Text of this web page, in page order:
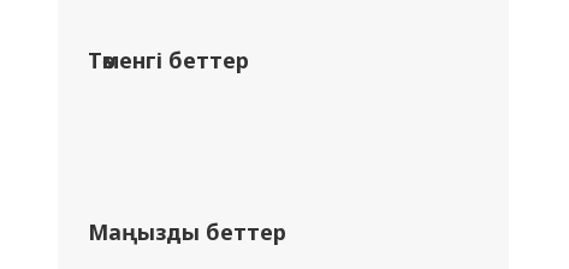
Төменгі беттер
Маңызды беттер